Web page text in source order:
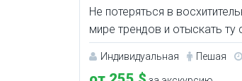
Не потеряться в
мире трендов и отыскать
Индивидуальная Пешая